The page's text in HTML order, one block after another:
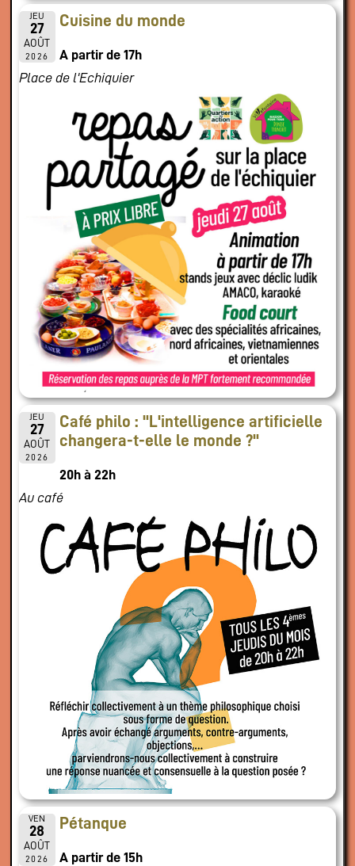
JEU
27
AOÛT
2026
Cuisine du monde
A partir de 17h
Place de l'Echiquier
JEU
27
AOÛT
2026
Café philo : "L'intelligence artificielle
changera-t-elle le monde ?"
20h à 22h
Au café
VEN
28
AOÛT
2026
Pétanque
A partir de 15h